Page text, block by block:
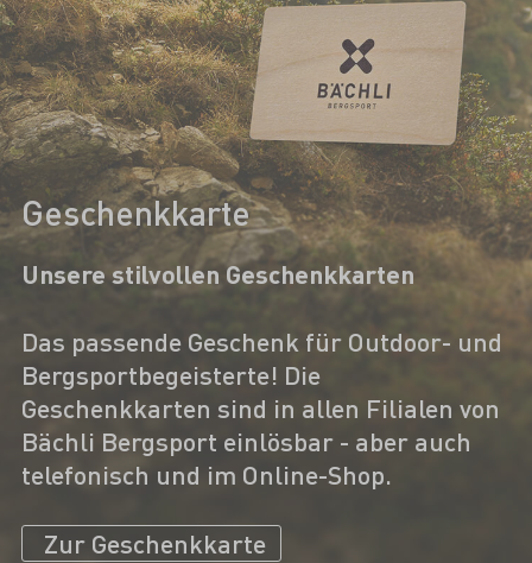
Geschenkkarte
Unsere stilvollen Geschenkkarten
Das passende Geschenk für Outdoor- und
Bergsportbegeisterte! Die
Geschenkkarten sind in allen Filialen von
Bächli Bergsport einlösbar - aber auch
telefonisch und im Online-Shop.
Zur Geschenkkarte